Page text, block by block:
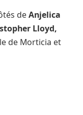
deAnjelica
Lloyd,
de Morticia et